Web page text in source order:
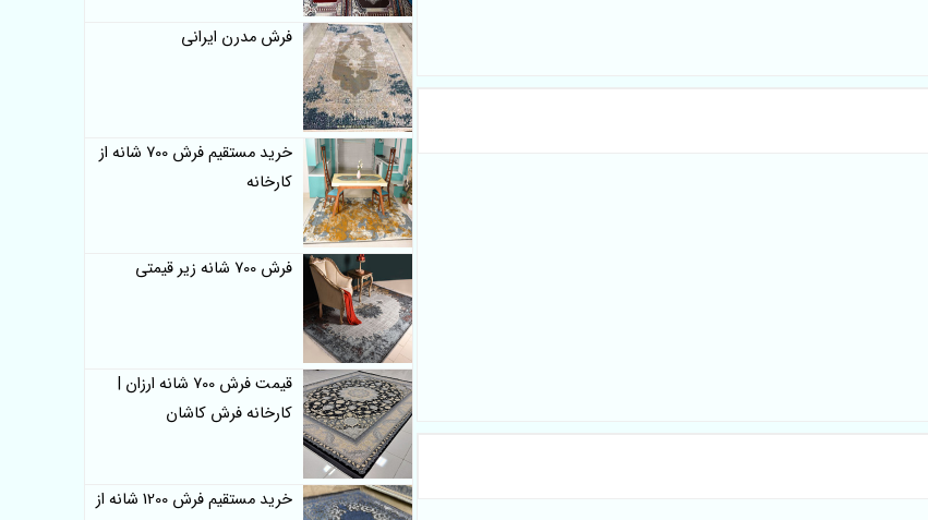
فرش مدرن ایرانی
خرید مستقیم فرش 700 شانه از
کارخانه
فرش 700 شانه زیر قیمتی
قیمت فرش 700 شانه ارزان |
کارخانه فرش کاشان
خرید مستقیم فرش 1200 شانه از